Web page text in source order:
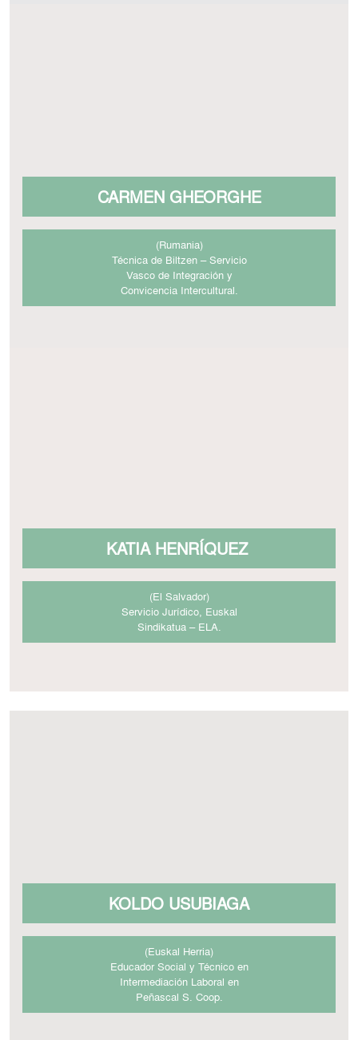
CARMEN GHEORGHE
(Rumania)
Técnica de Biltzen – Servicio
Vasco de Integración y
Convicencia Intercultural.
KATIA HENRÍQUEZ
(El Salvador)
Servicio Jurídico, Euskal
Sindikatua – ELA.
​KOLDO USUBIAGA
(Euskal Herria)
Educador Social y Técnico en
Intermediación Laboral en
Peñascal S. Coop.